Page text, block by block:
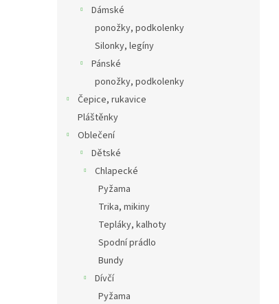
Dámské
ponožky, podkolenky
Silonky, legíny
Pánské
ponožky, podkolenky
Čepice, rukavice
Pláštěnky
Oblečení
Dětské
Chlapecké
Pyžama
Trika, mikiny
Tepláky, kalhoty
Spodní prádlo
Bundy
Dívčí
Pyžama